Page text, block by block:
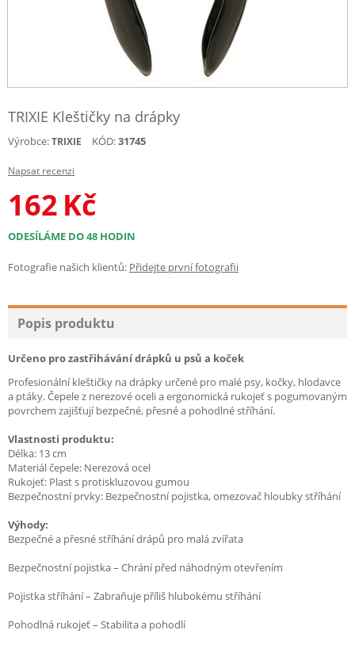
TRIXIE Kleštičky na drápky
Výrobce:TRIXIE KÓD:31745
Napsat recenzi
162 Kč
ODESÍLÁME DO 48 HODIN
Fotografie našich klientů: Přidejte první fotografii
Popis produktu
Určeno pro zastřihávání drápků u psů a koček
Profesionální kleštičky na drápky určené pro malé psy, kočky, hlodavce
a ptáky. Čepele z nerezové oceli a ergonomická rukojeť s pogumovaným
povrchem zajišťují bezpečné, přesné a pohodlné stříhání.
Vlastnosti produktu:
Délka: 13 cm
Materiál čepele: Nerezová ocel
Rukojeť: Plast s protiskluzovou gumou
Bezpečnostní prvky: Bezpečnostní pojistka, omezovač hloubky stříhání
Výhody:
Bezpečné a přesné stříhání drápů pro malá zvířata
Bezpečnostní pojistka – Chrání před náhodným otevřením
Pojistka stříhání – Zabraňuje příliš hlubokému stříhání
Pohodlná rukojeť – Stabilita a pohodlí